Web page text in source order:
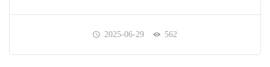
2025-06-29 562